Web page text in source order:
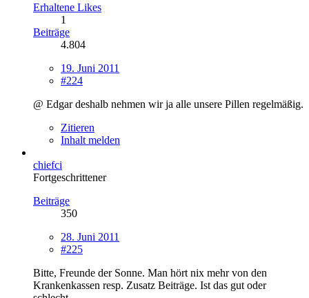
Erhaltene Likes
1
Beiträge
4.804
19. Juni 2011
#224
@ Edgar deshalb nehmen wir ja alle unsere Pillen regelmäßig.
Zitieren
Inhalt melden
chiefci
Fortgeschrittener
Beiträge
350
28. Juni 2011
#225
Bitte, Freunde der Sonne. Man hört nix mehr von den
Krankenkassen resp. Zusatz Beiträge. Ist das gut oder